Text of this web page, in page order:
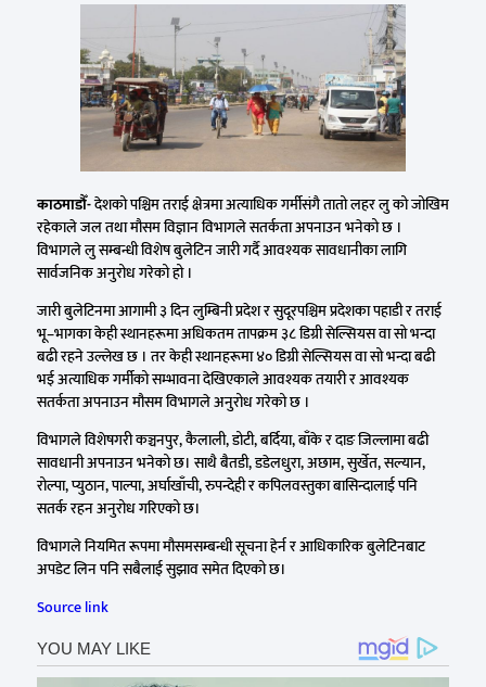
काठमाडौँ-देशको पश्चिम तराई क्षेत्रमा अत्याधिक गर्मीसंगै तातो लहर लु को जोखिम
रहेकाले जल तथा मौसम विज्ञान विभागले सतर्कता अपनाउन भनेको छ ।
विभागले लु सम्बन्धी विशेष बुलेटिन जारी गर्दै आवश्यक सावधानीका लागि
सार्वजनिक अनुरोध गरेको हो ।
जारी बुलेटिनमा आगामी ३ दिन लुम्बिनी प्रदेश र सुदूरपश्चिम प्रदेशका पहाडी र तराई
भू–भागका केही स्थानहरूमा अधिकतम तापक्रम ३८ डिग्री सेल्सियस वा सो भन्दा
बढी रहने उल्लेख छ । तर केही स्थानहरूमा ४० डिग्री सेल्सियस वा सो भन्दा बढी
भई अत्याधिक गर्मीको सम्भावना देखिएकाले आवश्यक तयारी र आवश्यक
सतर्कता अपनाउन मौसम विभागले अनुरोध गरेको छ ।
विभागले विशेषगरी कञ्चनपुर, कैलाली, डोटी, बर्दिया, बाँके र दाङ जिल्लामा बढी
सावधानी अपनाउन भनेको छ। साथै बैतडी, डडेलधुरा, अछाम, सुर्खेत, सल्यान,
रोल्पा, प्युठान, पाल्पा, अर्घाखाँची, रुपन्देही र कपिलवस्तुका बासिन्दालाई पनि
सतर्क रहन अनुरोध गरिएको छ।
विभागले नियमित रूपमा मौसमसम्बन्धी सूचना हेर्न र आधिकारिक बुलेटिनबाट
अपडेट लिन पनि सबैलाई सुझाव समेत दिएको छ।
Source link